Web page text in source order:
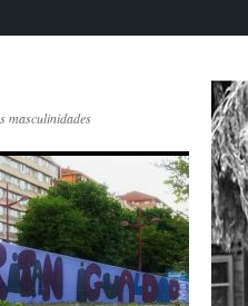
masculinidades